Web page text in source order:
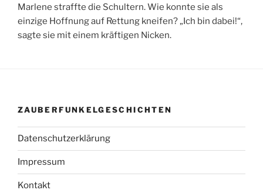
Marlene straffte die Schultern. Wie konnte sie als
einzige Hoffnung auf Rettung kneifen? „Ich bin dabei!“,
sagte sie mit einem kräftigen Nicken.
ZAUBERFUNKELGESCHICHTEN
Datenschutzerklärung
Impressum
Kontakt